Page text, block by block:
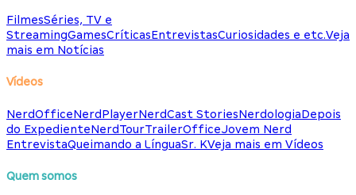
FilmesSéries, TV e
StreamingGamesCríticasEntrevistasCuriosidades e etc.Veja
mais em Notícias
Vídeos
NerdOfficeNerdPlayerNerdCast StoriesNerdologiaDepois
do ExpedienteNerdTourTrailerOfficeJovem Nerd
EntrevistaQueimando a LínguaSr. KVeja mais em Vídeos
Quem somos